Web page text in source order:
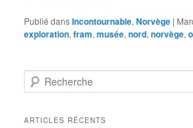
Publié dansIncontournable,Norvège |
exploration,fram,musée,nord,norvège,
e
h
ARTICLES RÉCENTS